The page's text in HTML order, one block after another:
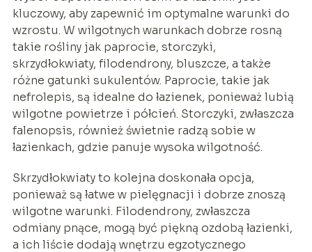
kluczowy, aby zapewnić im optymalne warunki do
wzrostu. W wilgotnych warunkach dobrze rosną
takie rośliny jak paprocie, storczyki,
skrzydłokwiaty, filodendrony, bluszcze, a także
różne gatunki sukulentów. Paprocie, takie jak
nefrolepis, są idealne do łazienek, ponieważ lubią
wilgotne powietrze i półcień. Storczyki, zwłaszcza
falenopsis, również świetnie radzą sobie w
łazienkach, gdzie panuje wysoka wilgotność.
Skrzydłokwiaty to kolejna doskonała opcja,
ponieważ są łatwe w pielęgnacji i dobrze znoszą
wilgotne warunki. Filodendrony, zwłaszcza
odmiany pnące, mogą być piękną ozdobą łazienki,
a ich liście dodają wnętrzu egzotycznego